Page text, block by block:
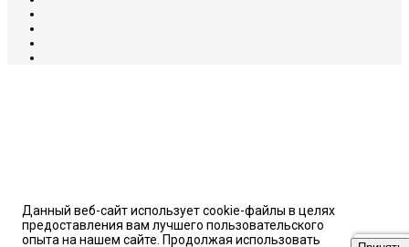
Данный веб-сайт использует cookie-файлы в целях
предоставления вам лучшего пользовательского
опыта на нашем сайте. Продолжая использовать